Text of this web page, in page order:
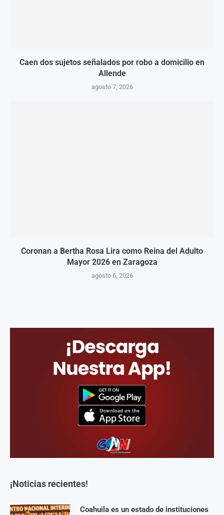
Caen dos sujetos señalados por robo a domicilio en
Allende
agosto 7, 2026
Coronan a Bertha Rosa Lira como Reina del Adulto
Mayor 2026 en Zaragoza
agosto 6, 2026
¡Noticias recientes!
Coahuila es un estado de instituciones